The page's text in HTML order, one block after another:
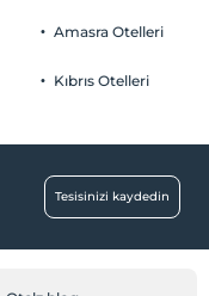
Amasra Otelleri
Kıbrıs Otelleri
Tesisinizi kaydedin